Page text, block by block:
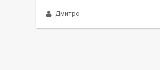
Дмитро